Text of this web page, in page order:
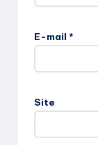
E-mail *
Site